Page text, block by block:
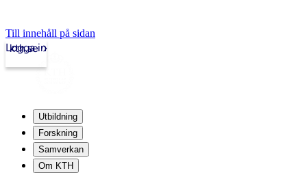
Till innehåll på sidan
kth.se
Logga in
Utbildning
Forskning
Samverkan
Om KTH